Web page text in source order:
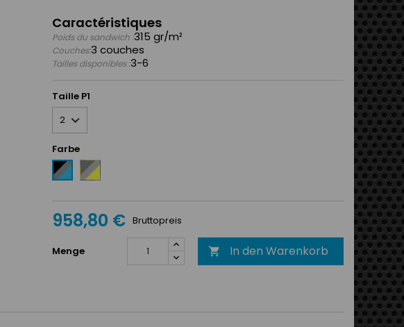
Caractéristiques
Poids du sandwich :315 gr/m²
Couches:3 couches
Tailles disponibles :3-6
Taille P1
Farbe
Noir
/
/
Bleu
clair
Anthracite
/
/
Jaune
958,80 € Bruttopreis
Menge  In den Warenkorb